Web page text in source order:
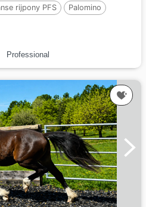
rijpony PFS
Palomino
Professional